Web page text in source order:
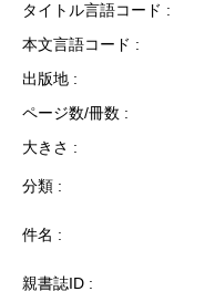
タイトル言語コード
本文言語コード
出版地
ページ数/冊数
大きさ
分類
件名
親書誌ID